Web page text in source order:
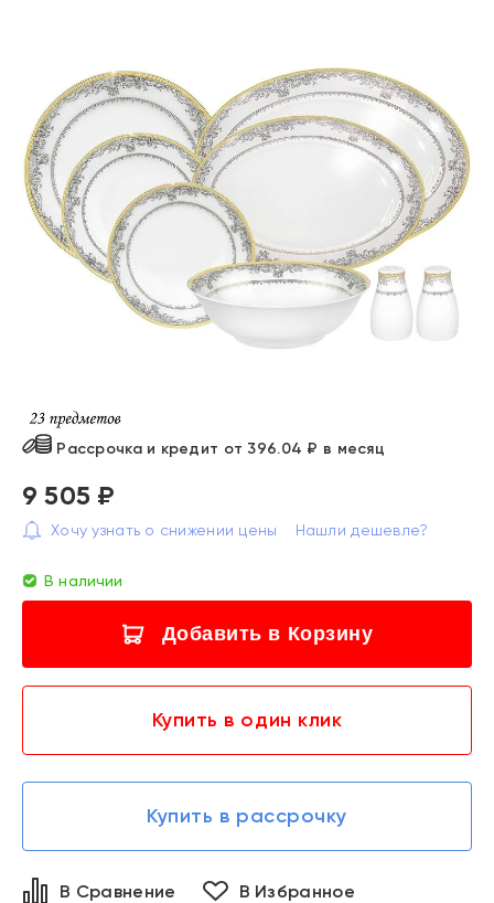
Рассрочка и кредит от 396.04 ₽ в месяц
9 505 ₽
Хочу узнать о снижении цены Нашли дешевле?
В наличии
Добавить в Корзину
Купить в один клик
Купить в рассрочку
В Сравнение В Избранное